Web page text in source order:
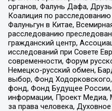
органов, Фалунь Дафа,
Коалиция по
Фалуньгун в Китае,
расследованию
гражданский центр,
исследований при Совете
современности, Форум
Немецко-русский обмен,
выбор, Фонд
фонд, Фонд Будущее
информации, Проект Медиа,
за права человека,